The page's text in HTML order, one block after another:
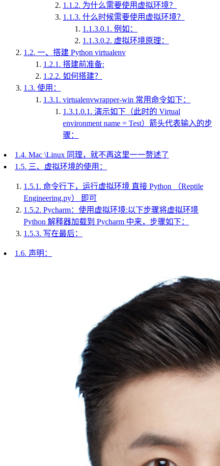
1.1.2. 为什么需要使用虚拟环境？
1.1.3. 什么时候需要使用虚拟环境？
1.1.3.0.1. 例如：
1.1.3.0.2. 虚拟环境原理：
1.2. 一、搭建 Python virtualenv
1.2.1. 搭建前准备:
1.2.2. 如何搭建？
1.3. 使用：
1.3.1. virtualenvwrapper-win 常用命令如下：
1.3.1.0.1. 演示如下（此时的 Virtual
environment name = Test）箭头代表输入的步
骤：
1.4. Mac \Linux 同理，就不再这里一一赘述了
1.5. 三、虚拟环境的使用：
1.5.1. 命令行下，运行虚拟环境 直接 Python （Reptile
Engineering.py） 即可
1.5.2. Pycharm：使用虚拟环境:以下步骤将虚拟环境
Python 解释器加载到 Pycharm 中来，步骤如下：
1.5.3. 写在最后：
1.6. 声明：